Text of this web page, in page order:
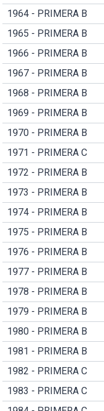
1964 - PRIMERA B
1965 - PRIMERA B
1966 - PRIMERA B
1967 - PRIMERA B
1968 - PRIMERA B
1969 - PRIMERA B
1970 - PRIMERA B
1971 - PRIMERA C
1972 - PRIMERA B
1973 - PRIMERA B
1974 - PRIMERA B
1975 - PRIMERA B
1976 - PRIMERA B
1977 - PRIMERA B
1978 - PRIMERA B
1979 - PRIMERA B
1980 - PRIMERA B
1981 - PRIMERA B
1982 - PRIMERA C
1983 - PRIMERA C